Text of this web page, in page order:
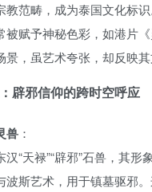
教范畴，成为泰国文化标
被赋予神秘色彩，如港片
景，虽艺术夸张，却反映其
辟邪信仰的跨时空呼应
兽 ：
汉“天禄”“辟邪”石兽，其形
波斯艺术，用于镇墓驱邪